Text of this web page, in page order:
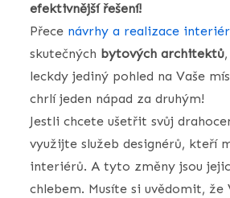
efektivnější řešení!
Přece návrhy a realizace
skutečných bytových architektů
leckdy jediný pohled na Vaše
chrlí jeden nápad za druhým!
Jestli chcete ušetřit svůj
využijte služeb designérů, kteří
interiérů. A tyto změny jsou
chlebem. Musíte si uvědomit, že